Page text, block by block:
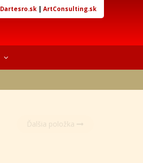
Dartesro.sk| ArtConsulting.sk
Ďalšia položka